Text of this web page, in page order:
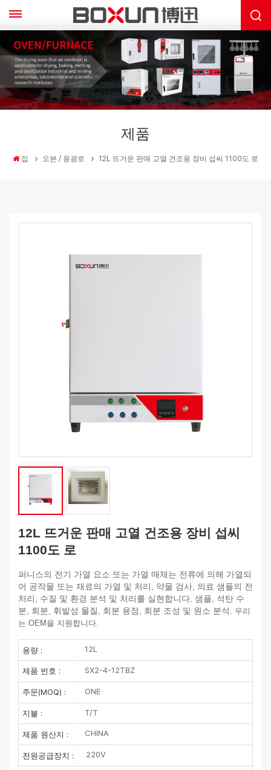
제품
집 오븐 / 용광로 12L 뜨거운 판매 고열 건조용 장비 섭씨 1100도 로
12L 뜨거운 판매 고열 건조용 장비 섭씨
1100도 로
퍼니스의 전기 가열 요소 또는 가열 매체는 전류에 의해 가열되
어 공작물 또는 재료의 가열 및 처리, 약물 검사, 의료 샘플의 전
처리, 수질 및 환경 분석 및 처리를 실현합니다. 샘플, 석탄 수
분, 회분, 휘발성 물질, 회분 융점, 회분 조성 및 원소 분석. 우리
는 OEM을 지원합니다.
용량 : 12L
제품 번호 : SX2-4-12TBZ
주문(MOQ) : ONE
지불 : T/T
제품 원산지 : CHINA
전원공급장치 : 220V